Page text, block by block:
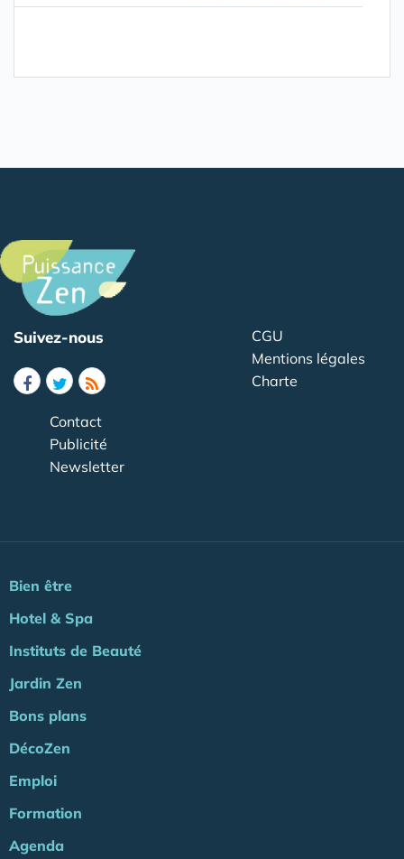
Suivez-nous
CGU
Mentions légales
Charte
Contact
Publicité
Newsletter
Bien être
Hotel & Spa
Instituts de Beauté
Jardin Zen
Bons plans
DécoZen
Emploi
Formation
Agenda